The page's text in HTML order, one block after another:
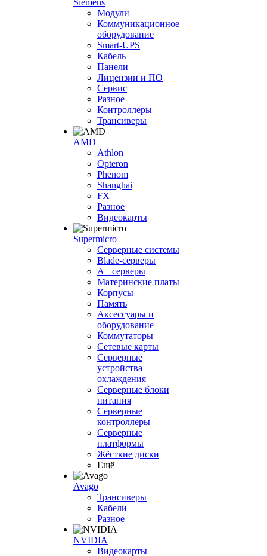
Siemens
Модули
Коммуникационное
оборудование
Smart-UPS
Кабель
Панели
Лицензии и ПО
Сервис
Разное
Контроллеры
Трансиверы
AMD
Athlon
Opteron
Phenom
Shanghai
FX
Разное
Видеокарты
Supermicro
Серверные системы
Blade-серверы
A+ серверы
Материнские платы
Корпусы
Память
Аксессуары и
оборудование
Коммутаторы
Сетевые карты
Серверные
устройства
охлаждения
Серверные блоки
питания
Серверные
контроллеры
Серверные
платформы
Жёсткие диски
Ещё
Avago
Трансиверы
Кабели
Разное
NVIDIA
Видеокарты